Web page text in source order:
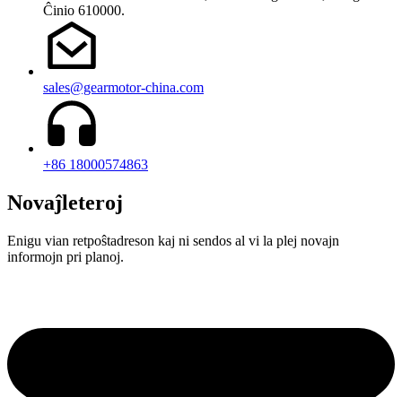
Ĉinio 610000.
sales@gearmotor-china.com
+86 18000574863
Novaĵleteroj
Enigu vian retpoŝtadreson kaj ni sendos al vi la plej novajn
informojn pri planoj.